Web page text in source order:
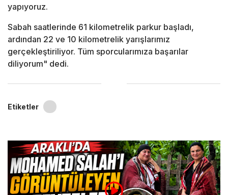
yapıyoruz.
Sabah saatlerinde 61 kilometrelik parkur başladı,
ardından 22 ve 10 kilometrelik yarışlarımız
gerçekleştiriliyor. Tüm sporcularımıza başarılar
diliyorum" dedi.
Etiketler